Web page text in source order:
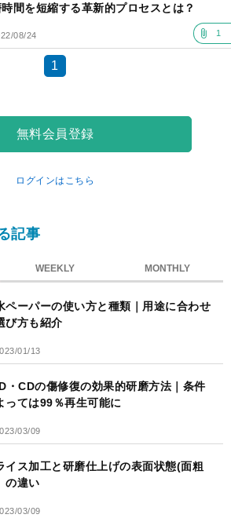
間を短縮する革新的プロセスとは？
08/24 1
1
無料会員登録
ログインはこちら
記事
WEEKLY MONTHLY
ペーパーの使い方と種類｜用途に合わせ
び方も紹介
01/13
・CDの傷修復の効果的研磨方法｜条件
っては99％再生可能に
03/09
イス加工と研磨仕上げの表面状態(面粗
の違い
03/09